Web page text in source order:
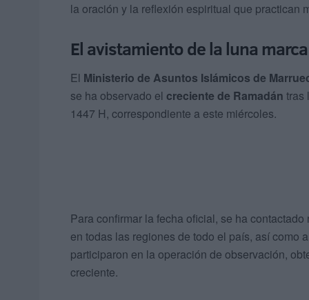
la oración y la reflexión espiritual que practican
El avistamiento de la luna
El Ministerio de Asuntos Islámicos de
se ha observado el creciente de Ramadán tras
1447 H, correspondiente a este miércoles.
Para confirmar la fecha oficial, se ha
en todas las regiones de todo el país, así como
participaron en la operación de observación,
creciente.